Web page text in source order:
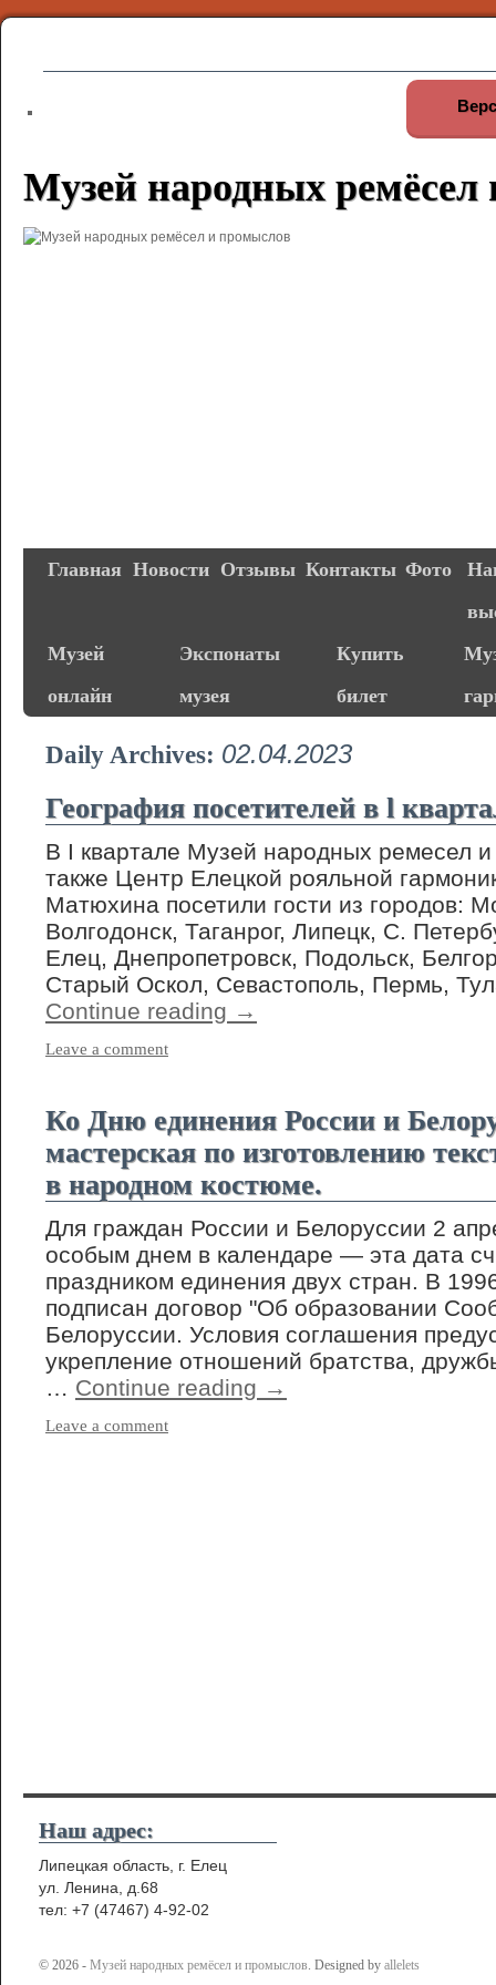
Музей народных
Главная Новости Отзывы Контакты Фото
Музей
онлайн
Экспонаты
музея
Купить
билет
Daily Archives: 02.04.2023
География посетителей в l
В I квартале Музей народных ремесел
также Центр Елецкой рояльной
Матюхина посетили гости из городов:
Волгодонск, Таганрог, Липецк, С.
Елец, Днепропетровск, Подольск,
Старый Оскол, Севастополь, Пермь,
Continue reading →
Leave a comment
Ко Дню единения России и
мастерская по изготовлению
в народном костюме.
Для граждан России и Белоруссии 2
особым днем в календаре — эта дата
праздником единения двух стран. В
подписан договор "Об образовании
Белоруссии. Условия соглашения
укрепление отношений братства,
… Continue reading →
Leave a comment
Наш адрес:
Липецкая область, г. Елец
ул. Ленина, д.68
тел: +7 (47467) 4-92-02
© 2026 - Музей народных ремёсел и промыслов. Designed by allelets